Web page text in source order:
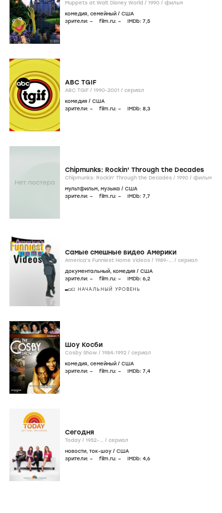
Muppets at Walt Disney World / 1990 / фильм
комедия, семейный / США
зрители: – film.ru: – IMDb: 7,5
ABC TGIF
ABC TGIF / 1990-2001 / сериал
комедия / США
зрители: – film.ru: – IMDb: 8,3
Chipmunks: Rockin' Through the Decades
Chipmunks: Rockin' Through the Decades / 1990 / фильм
мультфильм, музыка / США
зрители: – film.ru: – IMDb: 7,7
Самые смешные видео Америки
America's Funniest Home Videos / 1989-... / сериал
документальный, комедия / США
зрители: – film.ru: – IMDb: 6,2
НАЧАЛЬНЫЙ УРОВЕНЬ
Шоу Косби
Cosby Show / 1984-1992 / сериал
комедия, семейный / США
зрители: – film.ru: – IMDb: 7,4
Сегодня
Today / 1952-... / сериал
новости, ток-шоу / США
зрители: – film.ru: – IMDb: 4,6